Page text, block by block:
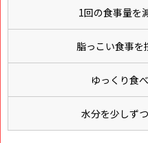
1回の食事量を
脂っこい食事を
ゆっくり食
水分を少しず